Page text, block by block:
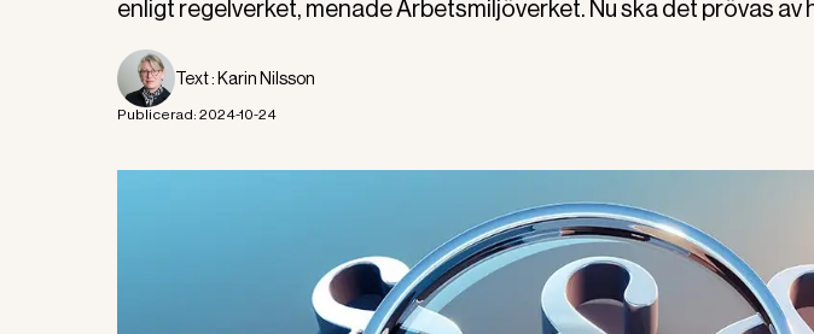
enligt regelverket, menade Arbetsmiljöverket. Nu ska det prövas av
Text : Karin Nilsson
Publicerad: 2024-10-24